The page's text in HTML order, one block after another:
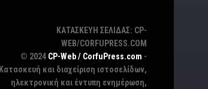
ΚΑΤΑΣΚΕΥΗ ΣΕΛΙΔΑΣ: CP-
WEB/CORFUPRESS.COM
© 2024 CP-Web / CorfuPress.com -
Κατασκευή και διαχείριση ιστοσελίδων,
ηλεκτρονική και έντυπη ενημέρωση,